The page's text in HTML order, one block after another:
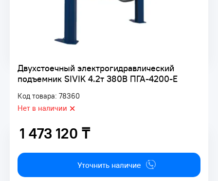
Двухстоечный электрогидравлический
подъемник SIVIK 4.2т 380В ПГА-4200-Е
Код товара: 78360
Нет в наличии
1 473 120 ₸
1 473 120 ₸
Уточнить наличие